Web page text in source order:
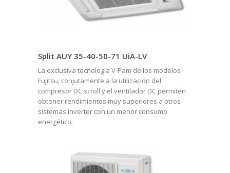
Split AUY 35-40-50-71 UiA-LV
La exclusiva tecnología V-Pam de los modelos
Fujitsu, conjutamente a la utilización del
compresor DC scroll y el ventilador DC permiten
obtener rendimientos muy superiores a otros
sistemas inverter con un menor consumo
energético.